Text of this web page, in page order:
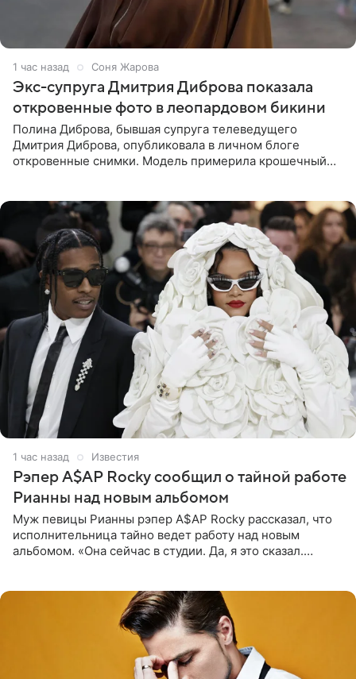
1 час назад Соня Жарова
Экс-супруга Дмитрия Диброва показала
откровенные фото в леопардовом бикини
Полина Диброва, бывшая супруга телеведущего
Дмитрия Диброва, опубликовала в личном блоге
откровенные снимки. Модель примерила крошечный
1 час назад Известия
Рэпер A$AP Rocky сообщил о тайной работе
Рианны над новым альбомом
Муж певицы Рианны рэпер A$AP Rocky рассказал, что
исполнительница тайно ведет работу над новым
альбомом. «Она сейчас в студии. Да, я это сказал.